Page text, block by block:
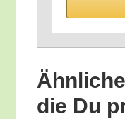
die Du